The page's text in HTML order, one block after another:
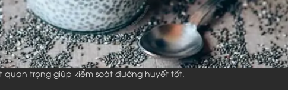
trọng giúp kiểm soát đường huyết tốt.